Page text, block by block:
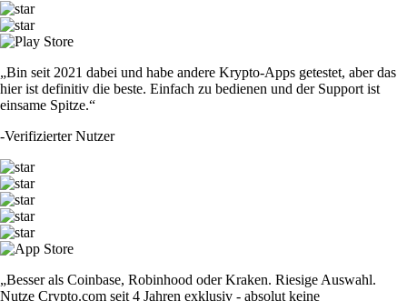
„Bin seit 2021 dabei und habe andere Krypto-Apps getestet, aber das
hier ist definitiv die beste. Einfach zu bedienen und der Support ist
einsame Spitze.“
-Verifizierter Nutzer
„Besser als Coinbase, Robinhood oder Kraken. Riesige Auswahl.
Nutze Crypto.com seit 4 Jahren exklusiv - absolut keine